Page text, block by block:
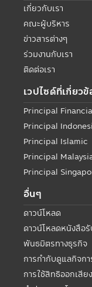
เกี่ยวกับเรา
คณะผู้บริหาร
ข่าวสารต่างๆ
ร่วมงานกับเรา
ติดต่อเรา
เวปไซด์ที่เกี่ยวข้
Principal
Principal
Principal Islamic
Principal
Principal
อื่นๆ
ดาวน์โหลด
ดาวน์โหลดหนังสือ
พันธมิตรทางธุรกิจ
การกำกับดูแลกิจกา
การใช้สิทธิออกเสี